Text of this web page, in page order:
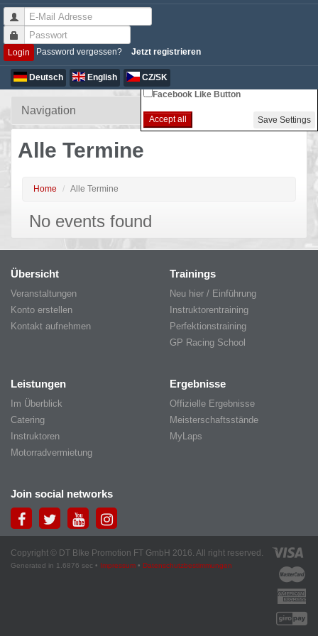
Login Password vergessen? Jetzt registrieren
Deutsch English CZ/SK
Alle Termine
Home Alle Termine
No events found
Übersicht
Veranstaltungen
Konto erstellen
Kontakt aufnehmen
Trainings
Neu hier / Einführung
Instruktorentraining
Perfektionstraining
GP Racing School
Leistungen
Im Überblick
Catering
Instruktoren
Motorradvermietung
Ergebnisse
Offizielle Ergebnisse
Meisterschaftsstände
MyLaps
Join social networks
Copyright © DT BIke Promotion FT GmbH 2016. All right reserved.
Generated in 1.6876 sec • Impressum • Datenschutzbestimmungen
Non-essential Cookie Settings
Google Analytics
Facebook Like Button
Accept all Save Settings